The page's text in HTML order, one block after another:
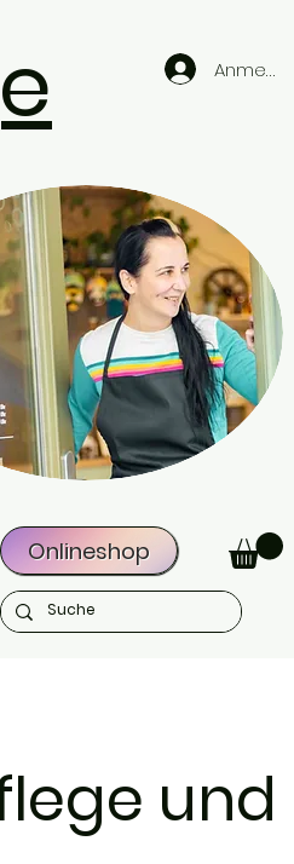
Anmelden
Onlineshop
und